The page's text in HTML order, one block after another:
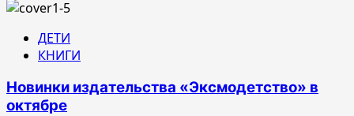
«Эксмо»
детей
ДЕТИ
КНИГИ
Новинки издательства «Эксмодетство» в
октябре